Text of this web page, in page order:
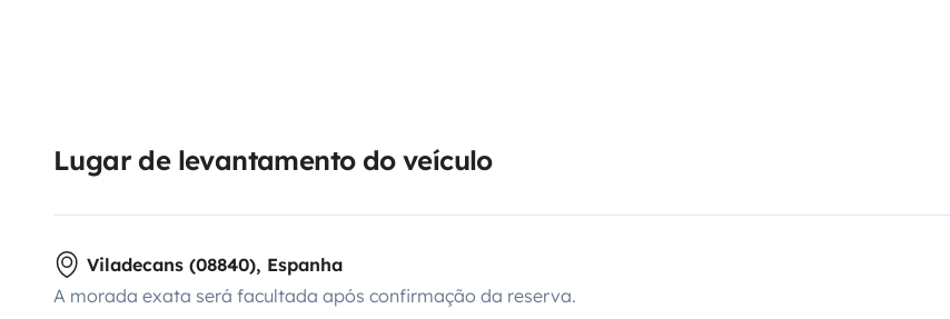
Lugar de levantamento do veículo
Viladecans (08840), Espanha
A morada exata será facultada após confirmação da reserva.